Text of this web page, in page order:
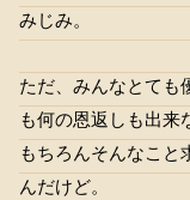
みじみ。
ただ、みんなとても
も何の恩返しも出来
もちろんそんなこと
んだけど。